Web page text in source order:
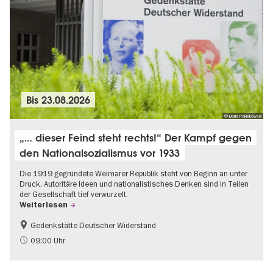
© Doris Poklekowski
Bis23.08.2026
„… dieser Feind steht rechts!“ Der Kampf gegen
den Nationalsozialismus vor 1933
Die 1919 gegründete Weimarer Republik steht von Beginn an unter
Druck. Autoritäre Ideen und nationalistisches Denken sind in Teilen
der Gesellschaft tief verwurzelt.
Weiterlesen
Gratis
NS-Geschichte
Gedenkstätte Deutscher Widerstand
09:00 Uhr